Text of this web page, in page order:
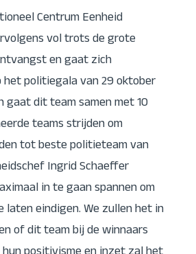
Centrum Eenheid
vol trots de grote
en gaat zich
het politiegala van 29 oktober
gaat dit team samen met 10
teams strijden om
tot beste politieteam van
Ingrid Schaeffer
in te gaan spannen om
eindigen.We zullen het in
of dit team bij de winnaars